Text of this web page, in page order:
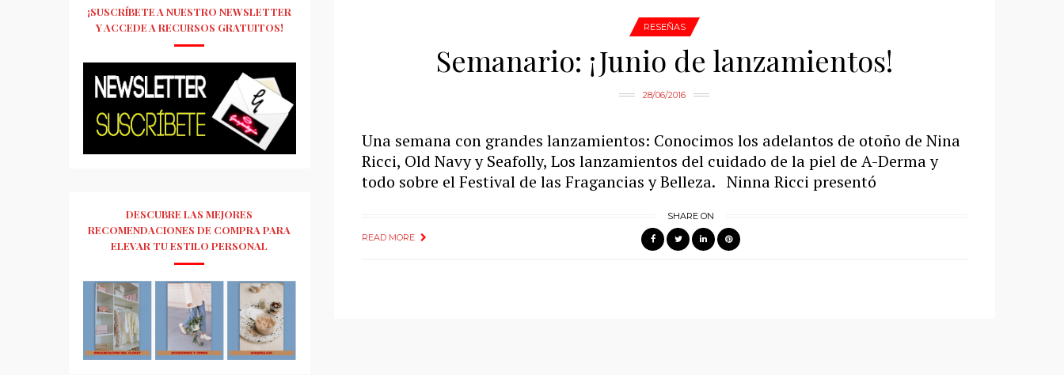
RESEÑAS
Semanario: ¡Junio de lanzamientos!
28/06/2016
Una semana con grandes lanzamientos: Conocimos los adelantos de otoño de Nina
Ricci, Old Navy y Seafolly, Los lanzamientos del cuidado de la piel de A-Derma y
todo sobre el Festival de las Fragancias y Belleza. Ninna Ricci presentó
READ MORE
SHARE ON
¡SUSCRÍBETE A NUESTRO NEWSLETTER
Y ACCEDE A RECURSOS GRATUITOS!
DESCUBRE LAS MEJORES
RECOMENDACIONES DE COMPRA PARA
ELEVAR TU ESTILO PERSONAL